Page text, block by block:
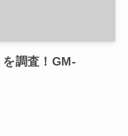
を調査！GM-